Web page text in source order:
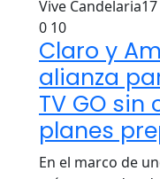
Vive Candelaria
0 10
Claro y
alianza
TV GO
planes
En el marco de